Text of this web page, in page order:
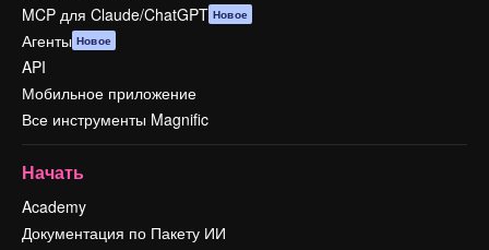
MCP для Claude/ChatGPT Новое
Агенты Новое
API
Мобильное приложение
Все инструменты Magnific
Начать
Academy
Документация по Пакету ИИ